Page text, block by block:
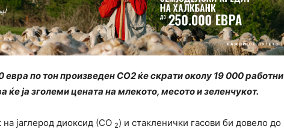
евра по тон произведен СО2 ќе скрати околу 19 000 работни
ќе ја зголеми цената на млекото, месото и зеленчукот.
јаглерод диоксид (СО 2) и стакленички гасови би довело до